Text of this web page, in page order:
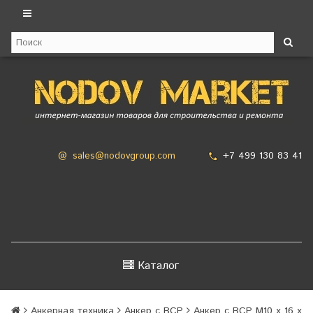
@ sales@nodovgroup.com +7 499 130 83 41
Каталог